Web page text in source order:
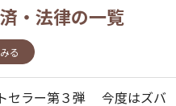
・法律の一覧
る
セラー第３弾 今度はズバ